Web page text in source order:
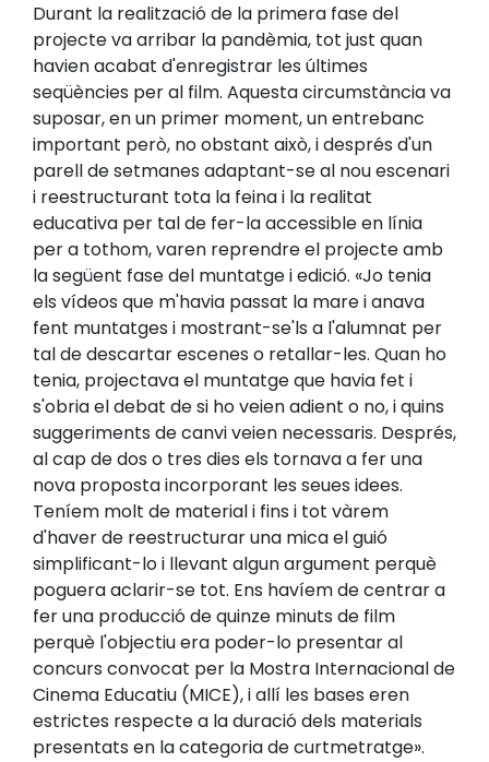
Durant la realització de la primera fase del
projecte va arribar la pandèmia, tot just quan
havien acabat d'enregistrar les últimes
seqüències per al film. Aquesta circumstància va
suposar, en un primer moment, un entrebanc
important però, no obstant això, i després d'un
parell de setmanes adaptant-se al nou escenari
i reestructurant tota la feina i la realitat
educativa per tal de fer-la accessible en línia
per a tothom, varen reprendre el projecte amb
la següent fase del muntatge i edició. «Jo tenia
els vídeos que m'havia passat la mare i anava
fent muntatges i mostrant-se'ls a l'alumnat per
tal de descartar escenes o retallar-les. Quan ho
tenia, projectava el muntatge que havia fet i
s'obria el debat de si ho veien adient o no, i quins
suggeriments de canvi veien necessaris. Després,
al cap de dos o tres dies els tornava a fer una
nova proposta incorporant les seues idees.
Teníem molt de material i fins i tot vàrem
d'haver de reestructurar una mica el guió
simplificant-lo i llevant algun argument perquè
poguera aclarir-se tot. Ens havíem de centrar a
fer una producció de quinze minuts de film
perquè l'objectiu era poder-lo presentar al
concurs convocat per la Mostra Internacional de
Cinema Educatiu (MICE), i allí les bases eren
estrictes respecte a la duració dels materials
presentats en la categoria de curtmetratge».